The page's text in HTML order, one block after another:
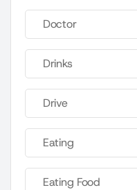
Doctor
Drinks
Drive
Eating
Eating Food